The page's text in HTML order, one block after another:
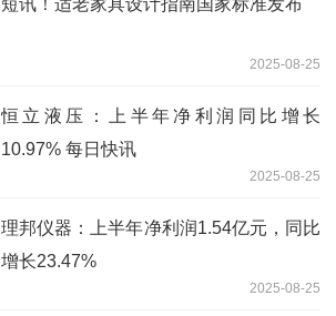
2025-08-25
恒立液压：上半年净利润同比增长
10.97% 每日快讯
2025-08-25
理邦仪器：上半年净利润1.54亿元，同比
增长23.47%
2025-08-25